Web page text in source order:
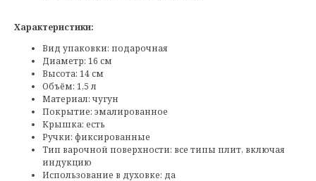
Характеристики:
Вид упаковки: подарочная
Диаметр: 16 см
Высота: 14 см
Объём: 1,5 л
Материал: чугун
Покрытие: эмалированное
Крышка: есть
Ручки: фиксированные
Тип варочной поверхности: все типы плит, включая
индукцию
Использование в духовке: да